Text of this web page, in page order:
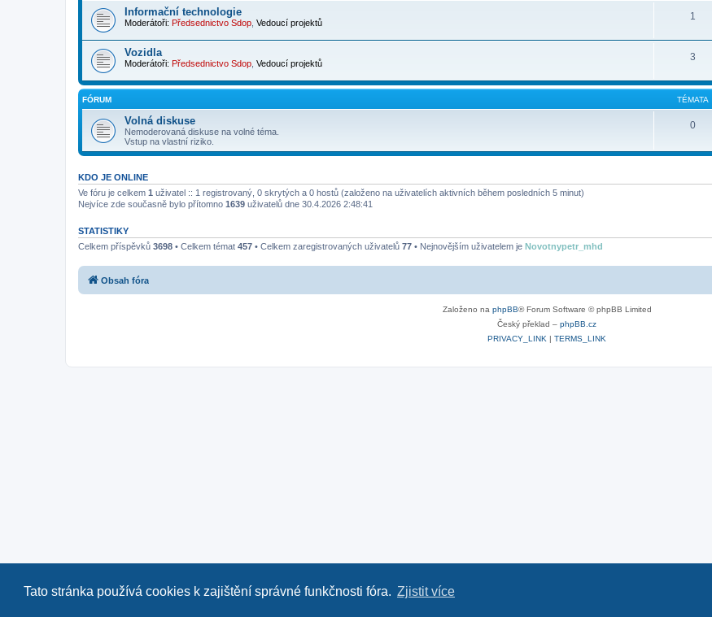
Tato stránka používá cookies k zajištění správné funkčnosti fóra. Zjistit více
Informační technologie
Moderátoři: Předsednictvo Sdop Vedoucí projektů
1
Vozidla
Moderátoři: Předsednictvo Sdop Vedoucí projektů
3
FÓRUM TÉMATA
Volná diskuse
Nemoderovaná diskuse na volné téma.
Vstup na vlastní riziko.
0
KDO JE ONLINE
Ve fóru je celkem 1 uživatel :: 1 registrovaný, 0 skrytých a 0 hostů (založeno na uživatelích aktivních během posledních 5 minut)
Nejvíce zde současně bylo přítomno 1639 uživatelů dne 30.4.2026 2:48:41
STATISTIKY
Celkem příspěvků 3698 • Celkem témat 457 • Celkem zaregistrovaných uživatelů 77 • Nejnovějším uživatelem je Novotnypetr_mhd
Obsah fóra
Založeno na phpBB® Forum Software © phpBB Limited
Český překlad – phpBB.cz
PRIVACY_LINK | TERMS_LINK